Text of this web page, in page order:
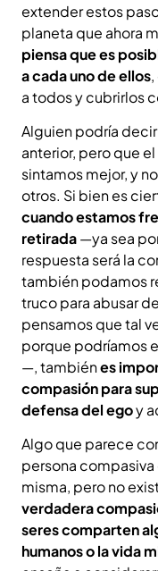
extender estos
planeta que ahora
piensa que es
a cada uno de ellos
a todos y cubrirlos
Alguien podría
anterior, pero que
sintamos mejor, y
otros. Si bien es
cuando estamos
retirada—ya sea
respuesta será la
también podamos
truco para abusar
pensamos que tal
porque podríamos
—, tambiénes
compasión para
defensa del egoy
Algo que parece
persona
misma, pero no
verdadera
seres comparten
humanos o la vida